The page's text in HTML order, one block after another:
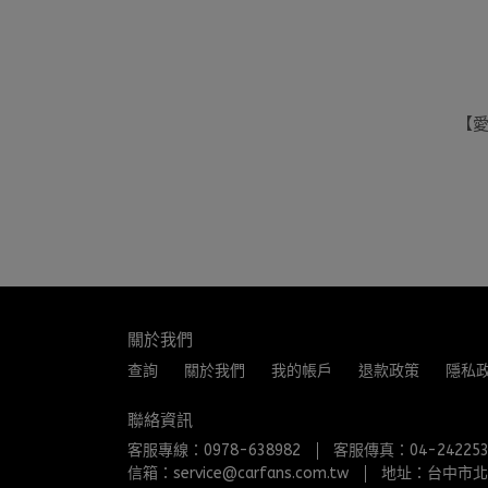
【
關於我們
查詢 關於我們 我的帳戶 退款政策 隱私
聯絡資訊
客服專線：0978-638982
客服傳真：04-
信箱：service@carfans.com.tw
地址：台中市